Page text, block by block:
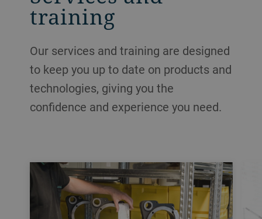
training
Our services and training are designed
to keep you up to date on products and
technologies, giving you the
confidence and experience you need.